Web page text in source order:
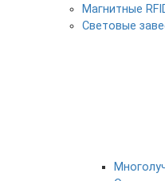
Магнитные
Световые